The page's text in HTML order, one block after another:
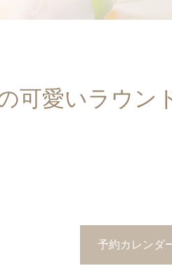
可愛いラウン
予約カレンダ